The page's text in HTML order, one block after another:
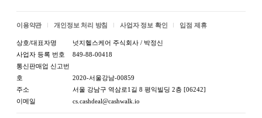
이용약관 개인정보 처리 방침 사업자 정보 확인 입점 제휴
상호/대표자명
넛지헬스케어 주식회사 / 박정신
사업자 등록 번호
849-88-00418
통신판매업 신고번
호
2020-서울강남-00859
주소
서울 강남구 역삼로1길 8 평익빌딩 2층 [06242]
이메일
cs.cashdeal@cashwalk.io